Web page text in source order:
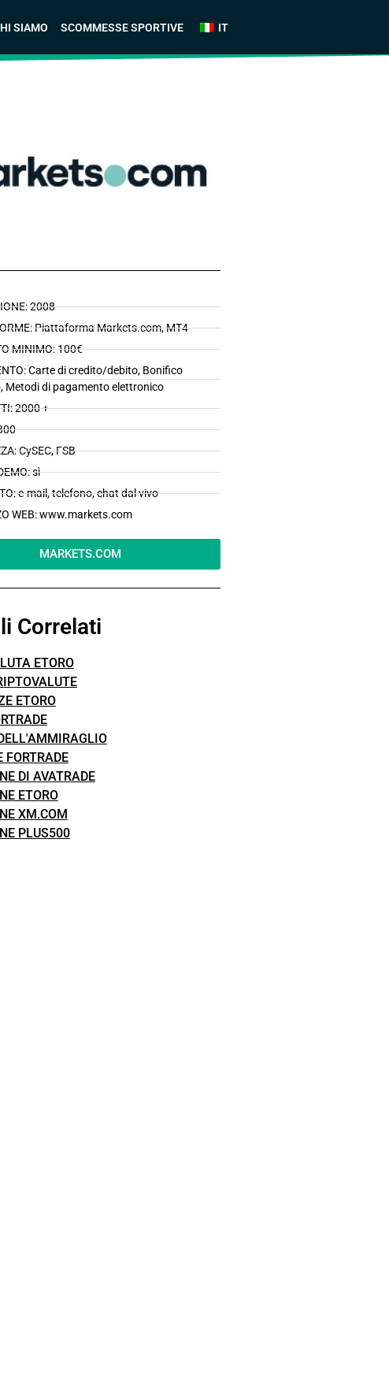
SIAMO SCOMMESSE SPORTIVE IT
2008
Piattaforma Markets.com, MT4
MINIMO: 100€
Carte di credito/debito, Bonifico
Metodi di pagamento elettronico
2000 +
CySEC, FSB
sì
e-mail, telefono, chat dal vivo
WEB: www.markets.com
MARKETS.COM
Correlati
ETORO
ETORO
FORTRADE
DI AVATRADE
ETORO
XM.COM
PLUS500